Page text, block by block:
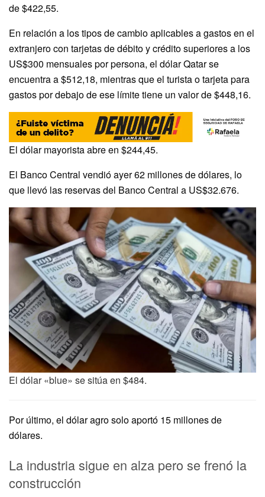
de $422,55.
En relación a los tipos de cambio aplicables a gastos en el
extranjero con tarjetas de débito y crédito superiores a los
US$300 mensuales por persona, el dólar Qatar se
encuentra a $512,18, mientras que el turista o tarjeta para
gastos por debajo de ese límite tiene un valor de $448,16.
El dólar mayorista abre en $244,45.
El Banco Central vendió ayer 62 millones de dólares, lo
que llevó las reservas del Banco Central a US$32.676.
El dólar «blue» se sitúa en $484.
Por último, el dólar agro solo aportó 15 millones de
dólares.
La industria sigue en alza pero se frenó la
construcción